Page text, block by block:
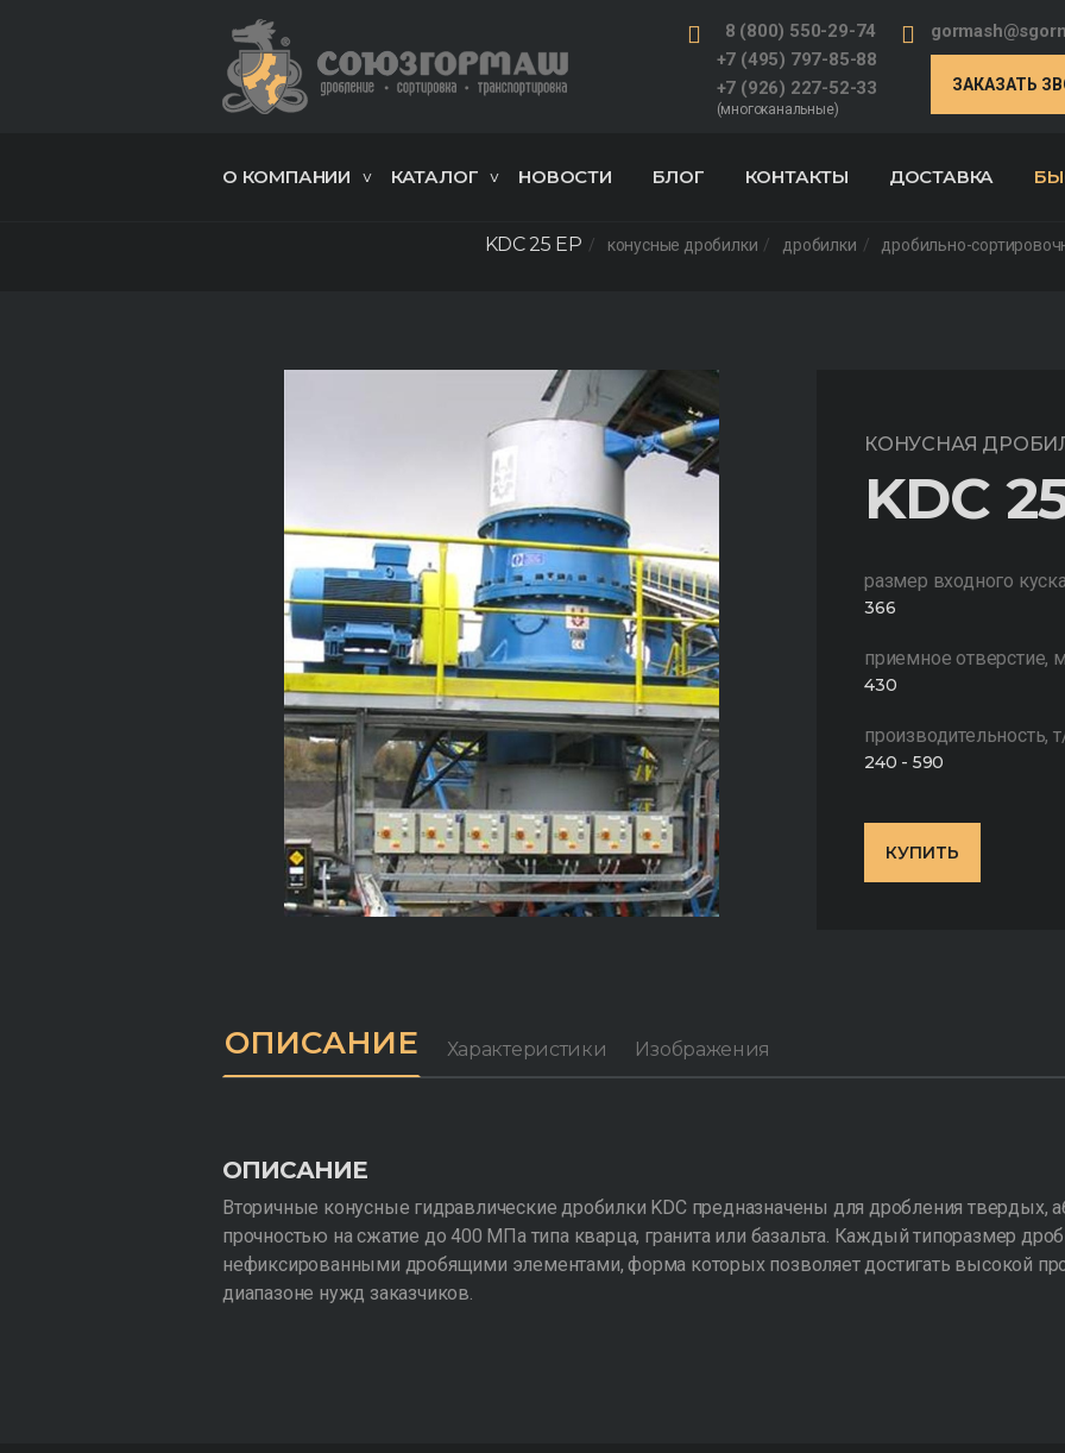
8 (800) 550-29-74
+7 (495) 797-85-88
+7 (926) 227-52-33
(многоканальные)
ЗАКАЗАТЬ
О КОМПАНИИ КАТАЛОГ НОВОСТИ БЛОГ КОНТАКТЫ ДОСТАВКА
дробильно-
дробилки
конусные дробилки
KDC 25 EP
КОНУСНАЯ
KDC
размер входного
366
приемное отверстие,
430
производительность,
240 - 590
КУПИТЬ
ОПИСАНИЕ Характеристики Изображения
ОПИСАНИЕ
Вторичные конусные гидравлические дробилки KDC предназначены для дробления твердых,
прочностью на сжатие до 400 МПа типа кварца, гранита или базальта. Каждый типоразмер
нефиксированными дробящими элементами, форма которых позволяет достигать высокой
диапазоне нужд заказчиков.